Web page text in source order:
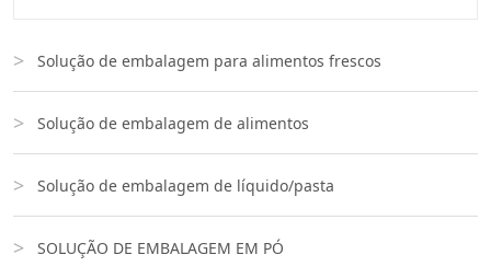
Solução de embalagem para alimentos frescos
Solução de embalagem de alimentos
Solução de embalagem de líquido/pasta
SOLUÇÃO DE EMBALAGEM EM PÓ